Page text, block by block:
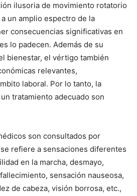
ilusoria de movimiento rotatorio
un amplio espectro de la
consecuencias significativas en
lo padecen. Además de su
bienestar, el vértigo también
relevantes,
laboral. Por lo tanto, la
tratamiento adecuado son
son consultados por
se refiere a sensaciones diferentes
en la marcha, desmayo,
sensación nauseosa,
de cabeza, visión borrosa, etc.,